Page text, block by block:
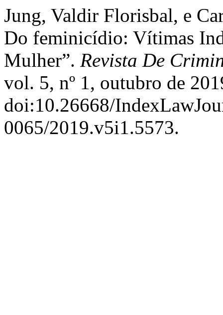
Jung, Valdir Florisbal, e
Do feminicídio: Vítimas
Mulher”. Revista De
vol. 5, nº 1, outubro de
doi:10.26668/
0065/2019.v5i1.5573.